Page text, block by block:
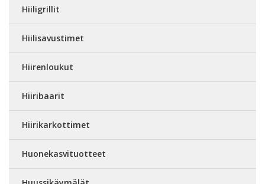
Hiiligrillit
Hiilisavustimet
Hiirenloukut
Hiiribaarit
Hiirikarkottimet
Huonekasvituotteet